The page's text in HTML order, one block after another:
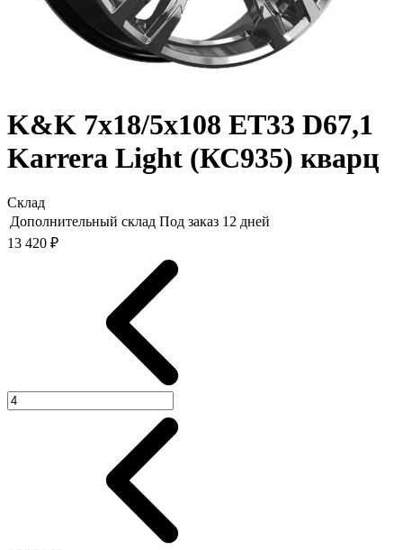
K&K 7x18/5x108 ET33 D67,1
Karrera Light (КС935) кварц
Склад
Дополнительный склад Под заказ 12 дней
13 420 ₽